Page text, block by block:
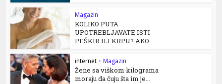
Magazin
KOLIKO PUTA
UPOTREBLJAVATE ISTI
PEŠKIR ILI KRPU? AKO...
internet • Magazin
Žene sa viškom kilograma
moraju da čuju šta im je...